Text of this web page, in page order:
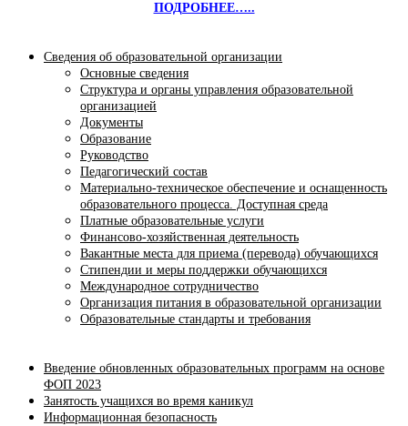
ПОДРОБНЕЕ…..
Сведения об образовательной организации
Основные сведения
Структура и органы управления образовательной
организацией
Документы
Образование
Руководство
Педагогический состав
Материально-техническое обеспечение и оснащенность
образовательного процесса. Доступная среда
Платные образовательные услуги
Финансово-хозяйственная деятельность
Вакантные места для приема (перевода) обучающихся
Стипендии и меры поддержки обучающихся
Международное сотрудничество
Организация питания в образовательной организации
Образовательные стандарты и требования
Введение обновленных образовательных программ на основе
ФОП 2023
Занятость учащихся во время каникул
Информационная безопасность